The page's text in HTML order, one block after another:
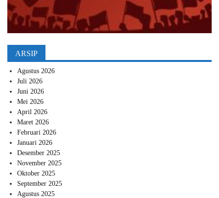
ARSIP
Agustus 2026
Juli 2026
Juni 2026
Mei 2026
April 2026
Maret 2026
Februari 2026
Januari 2026
Desember 2025
November 2025
Oktober 2025
September 2025
Agustus 2025